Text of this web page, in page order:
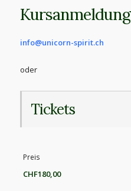
Kursanmeldung
info@unicorn-spirit.ch
oder
Tickets
Preis
CHF180,00